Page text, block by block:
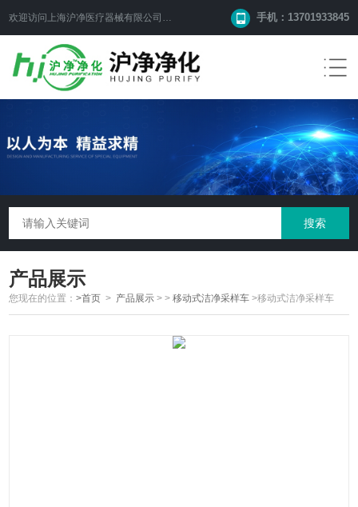
欢迎访问上海沪净医疗器械有限公司网站！ 手机：13701933845
产品展示
您现在的位置：>首页 > 产品展示 > >移动式洁净采样车 >移动式洁净采样车